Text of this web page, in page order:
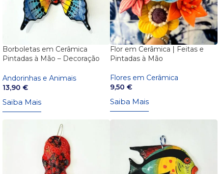
Borboletas em Cerâmica
Pintadas à Mão – Decoração
Andorinhas e Animais
13,90 €
Saiba Mais
Flor em Cerâmica | Feitas e
Pintadas à Mão
Flores em Cerâmica
9,50 €
Saiba Mais